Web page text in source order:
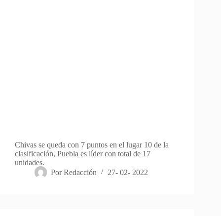
Chivas se queda con 7 puntos en el lugar 10 de la
clasificación, Puebla es líder con total de 17
unidades.
Por Redacción 27- 02- 2022